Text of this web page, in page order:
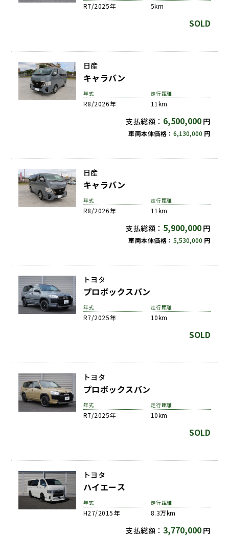
R7/2025年 5km
SOLD
日産
キャラバン
年式
R8/2026年
走行距離
11km
支払総額： 6,500,000円
車両本体価格： 6,130,000 円
日産
キャラバン
年式
R8/2026年
走行距離
11km
支払総額： 5,900,000円
車両本体価格： 5,530,000 円
トヨタ
プロボックスバン
年式
R7/2025年
走行距離
10km
SOLD
トヨタ
プロボックスバン
年式
R7/2025年
走行距離
10km
SOLD
トヨタ
ハイエース
年式
H27/2015年
走行距離
8.3万km
支払総額： 3,770,000円